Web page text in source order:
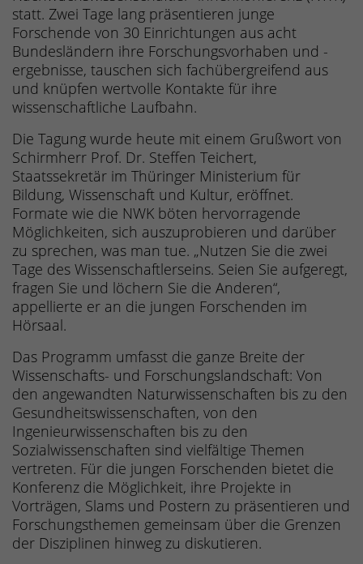
statt. Zwei Tage lang präsentieren junge
Forschende von 30 Einrichtungen aus acht
Bundesländern ihre Forschungsvorhaben und -
ergebnisse, tauschen sich fachübergreifend aus
und knüpfen wertvolle Kontakte für ihre
wissenschaftliche Laufbahn.
Die Tagung wurde heute mit einem Grußwort von
Schirmherr Prof. Dr. Steffen Teichert,
Staatssekretär im Thüringer Ministerium für
Bildung, Wissenschaft und Kultur, eröffnet.
Formate wie die NWK böten hervorragende
Möglichkeiten, sich auszuprobieren und darüber
zu sprechen, was man tue. „Nutzen Sie die zwei
Tage des Wissenschaftlerseins. Seien Sie aufgeregt,
fragen Sie und löchern Sie die Anderen“,
appellierte er an die jungen Forschenden im
Hörsaal.
Das Programm umfasst die ganze Breite der
Wissenschafts- und Forschungslandschaft: Von
den angewandten Naturwissenschaften bis zu den
Gesundheitswissenschaften, von den
Ingenieurwissenschaften bis zu den
Sozialwissenschaften sind vielfältige Themen
vertreten. Für die jungen Forschenden bietet die
Konferenz die Möglichkeit, ihre Projekte in
Vorträgen, Slams und Postern zu präsentieren und
Forschungsthemen gemeinsam über die Grenzen
der Disziplinen hinweg zu diskutieren.